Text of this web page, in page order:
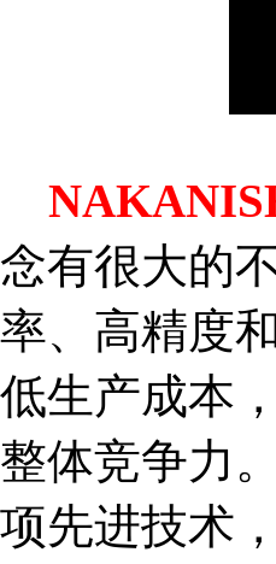
念有很大的
率、高精度
低生产成本
整体竞争力
项先进技术